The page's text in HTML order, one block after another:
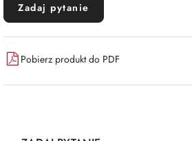
Zadaj pytanie
Pobierz produkt do PDF